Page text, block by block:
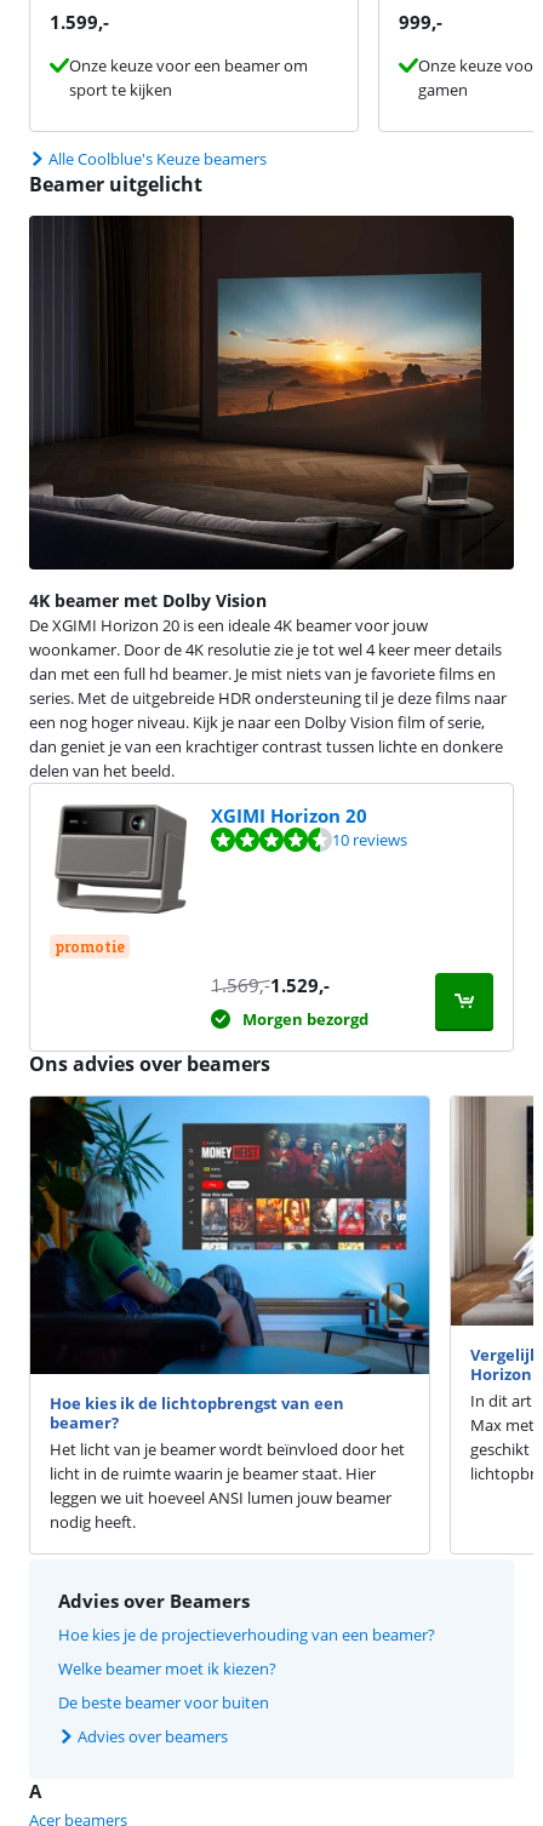
1.599,-
Onze keuze voor een beamer om
sport te kijken
999,-
Onze keuze
gamen
Alle Coolblue's Keuze beamers
Beamer uitgelicht
4K beamer met Dolby Vision
De XGIMI Horizon 20 is een ideale 4K beamer voor jouw
woonkamer. Door de 4K resolutie zie je tot wel 4 keer meer details
dan met een full hd beamer. Je mist niets van je favoriete films en
series. Met de uitgebreide HDR ondersteuning til je deze films naar
een nog hoger niveau. Kijk je naar een Dolby Vision film of serie,
dan geniet je van een krachtiger contrast tussen lichte en donkere
delen van het beeld.
promotie
XGIMI Horizon 20
Beoordeling is 9,0 van de 10, gebaseerd op 10 reviews.
10 reviews
1.569,-1.529,-
Morgen bezorgd
Ons advies over beamers
Hoe kies ik de lichtopbrengst van een
beamer?
Het licht van je beamer wordt beïnvloed door het
licht in de ruimte waarin je beamer staat. Hier
leggen we uit hoeveel ANSI lumen jouw beamer
nodig heeft.
Vergelijk
Horizon
In dit
Max met
geschikt
Advies over Beamers
Hoe kies je de projectieverhouding van een beamer?
Welke beamer moet ik kiezen?
De beste beamer voor buiten
Advies over beamers
A
Acer beamers